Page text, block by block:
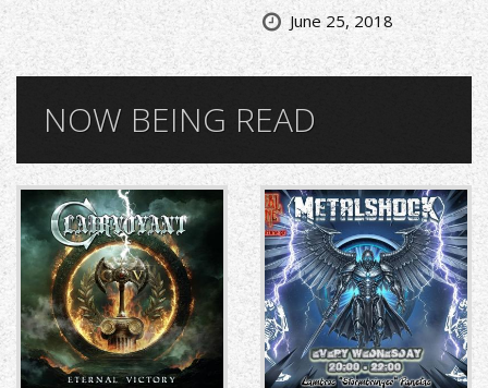
June 25, 2018
NOW BEING READ